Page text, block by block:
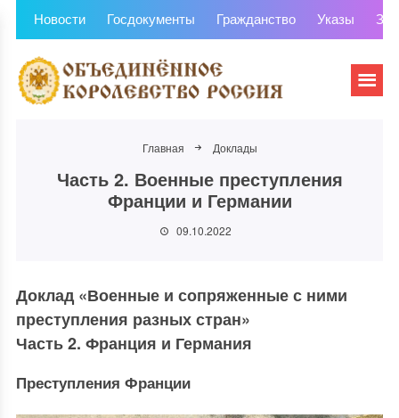
Новости Госдокументы Гражданство Указы
Главная Доклады
Часть 2. Военные преступления
Франции и Германии
09.10.2022
Доклад «Военные и сопряженные с ними
преступления разных стран»
Часть 2. Франция и Германия
Преступления Франции